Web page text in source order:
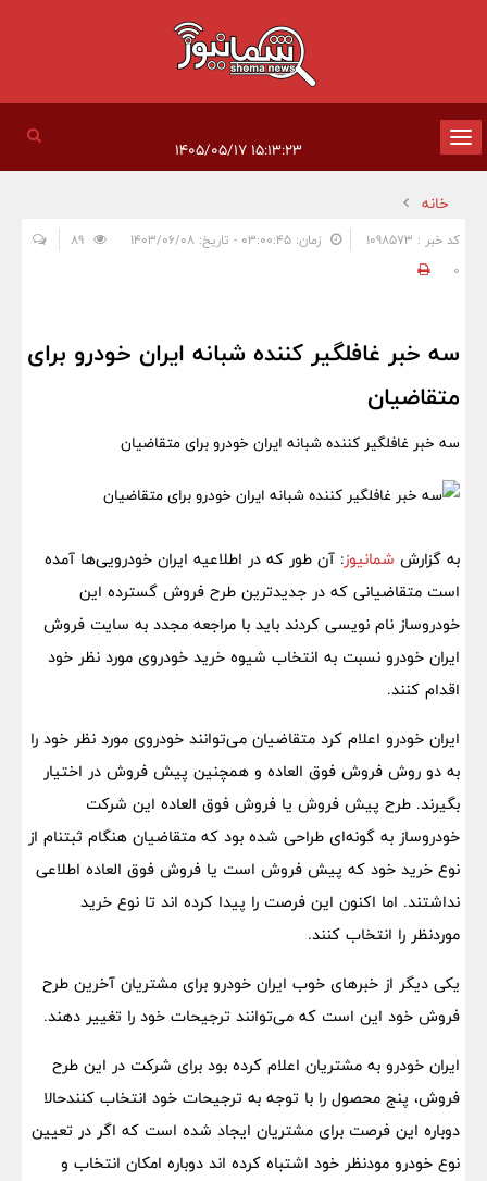
تغییر
وضعیت
ناوبری
خانه
کد خبر : 1098573 زمان: ۰۳:۰۰:۴۵ - تاریخ: ۱۴۰۳/۰۶/۰۸
0
سه خبر غافلگیر کننده شبانه ایران خودرو برای
متقاضیان
سه خبر غافلگیر کننده شبانه ایران خودرو برای متقاضیان
به گزارش شمانیوز: آن طور که در اطلاعیه ایران خودرویی‌ها آمده
است متقاضیانی که در جدیدترین طرح فروش گسترده این
خودروساز نام نویسی کردند باید با مراجعه مجدد به سایت فروش
ایران خودرو نسبت به انتخاب شیوه خرید خودروی مورد نظر خود
اقدام کنند.
ایران خودرو اعلام کرد متقاضیان می‌توانند خودروی مورد نظر خود را
به دو روش فروش فوق العاده و همچنین پیش فروش در اختیار
بگیرند. طرح پیش فروش یا فروش فوق العاده این شرکت
خودروساز به گونه‌ای طراحی شده بود که متقاضیان هنگام ثبتنام از
نوع خرید خود که پیش فروش است یا فروش فوق العاده اطلاعی
نداشتند. اما اکنون این فرصت را پیدا کرده اند تا نوع خرید
موردنظر را انتخاب کنند.
یکی دیگر از خبر‌های خوب ایران خودرو برای مشتریان آخرین طرح
فروش خود این است که می‌توانند ترجیحات خود را تغییر دهند.
ایران خودرو به مشتریان اعلام کرده بود برای شرکت در این طرح
فروش، پنج محصول را با توجه به ترجیحات خود انتخاب کنندحالا
دوباره این فرصت برای مشتریان ایجاد شده است که اگر در تعیین
نوع خودرو مودنظر خود اشتباه کرده اند دوباره امکان انتخاب و